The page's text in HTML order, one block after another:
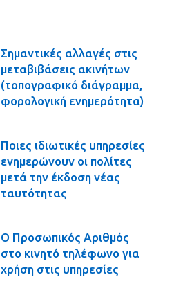
Σημαντικές αλλαγές στις
μεταβιβάσεις ακινήτων
(τοπογραφικό διάγραμμα,
φορολογική ενημερότητα)
Ποιες ιδιωτικές υπηρεσίες
ενημερώνουν οι πολίτες
μετά την έκδοση νέας
ταυτότητας
Ο Προσωπικός Αριθμός
στο κινητό τηλέφωνο για
χρήση στις υπηρεσίες